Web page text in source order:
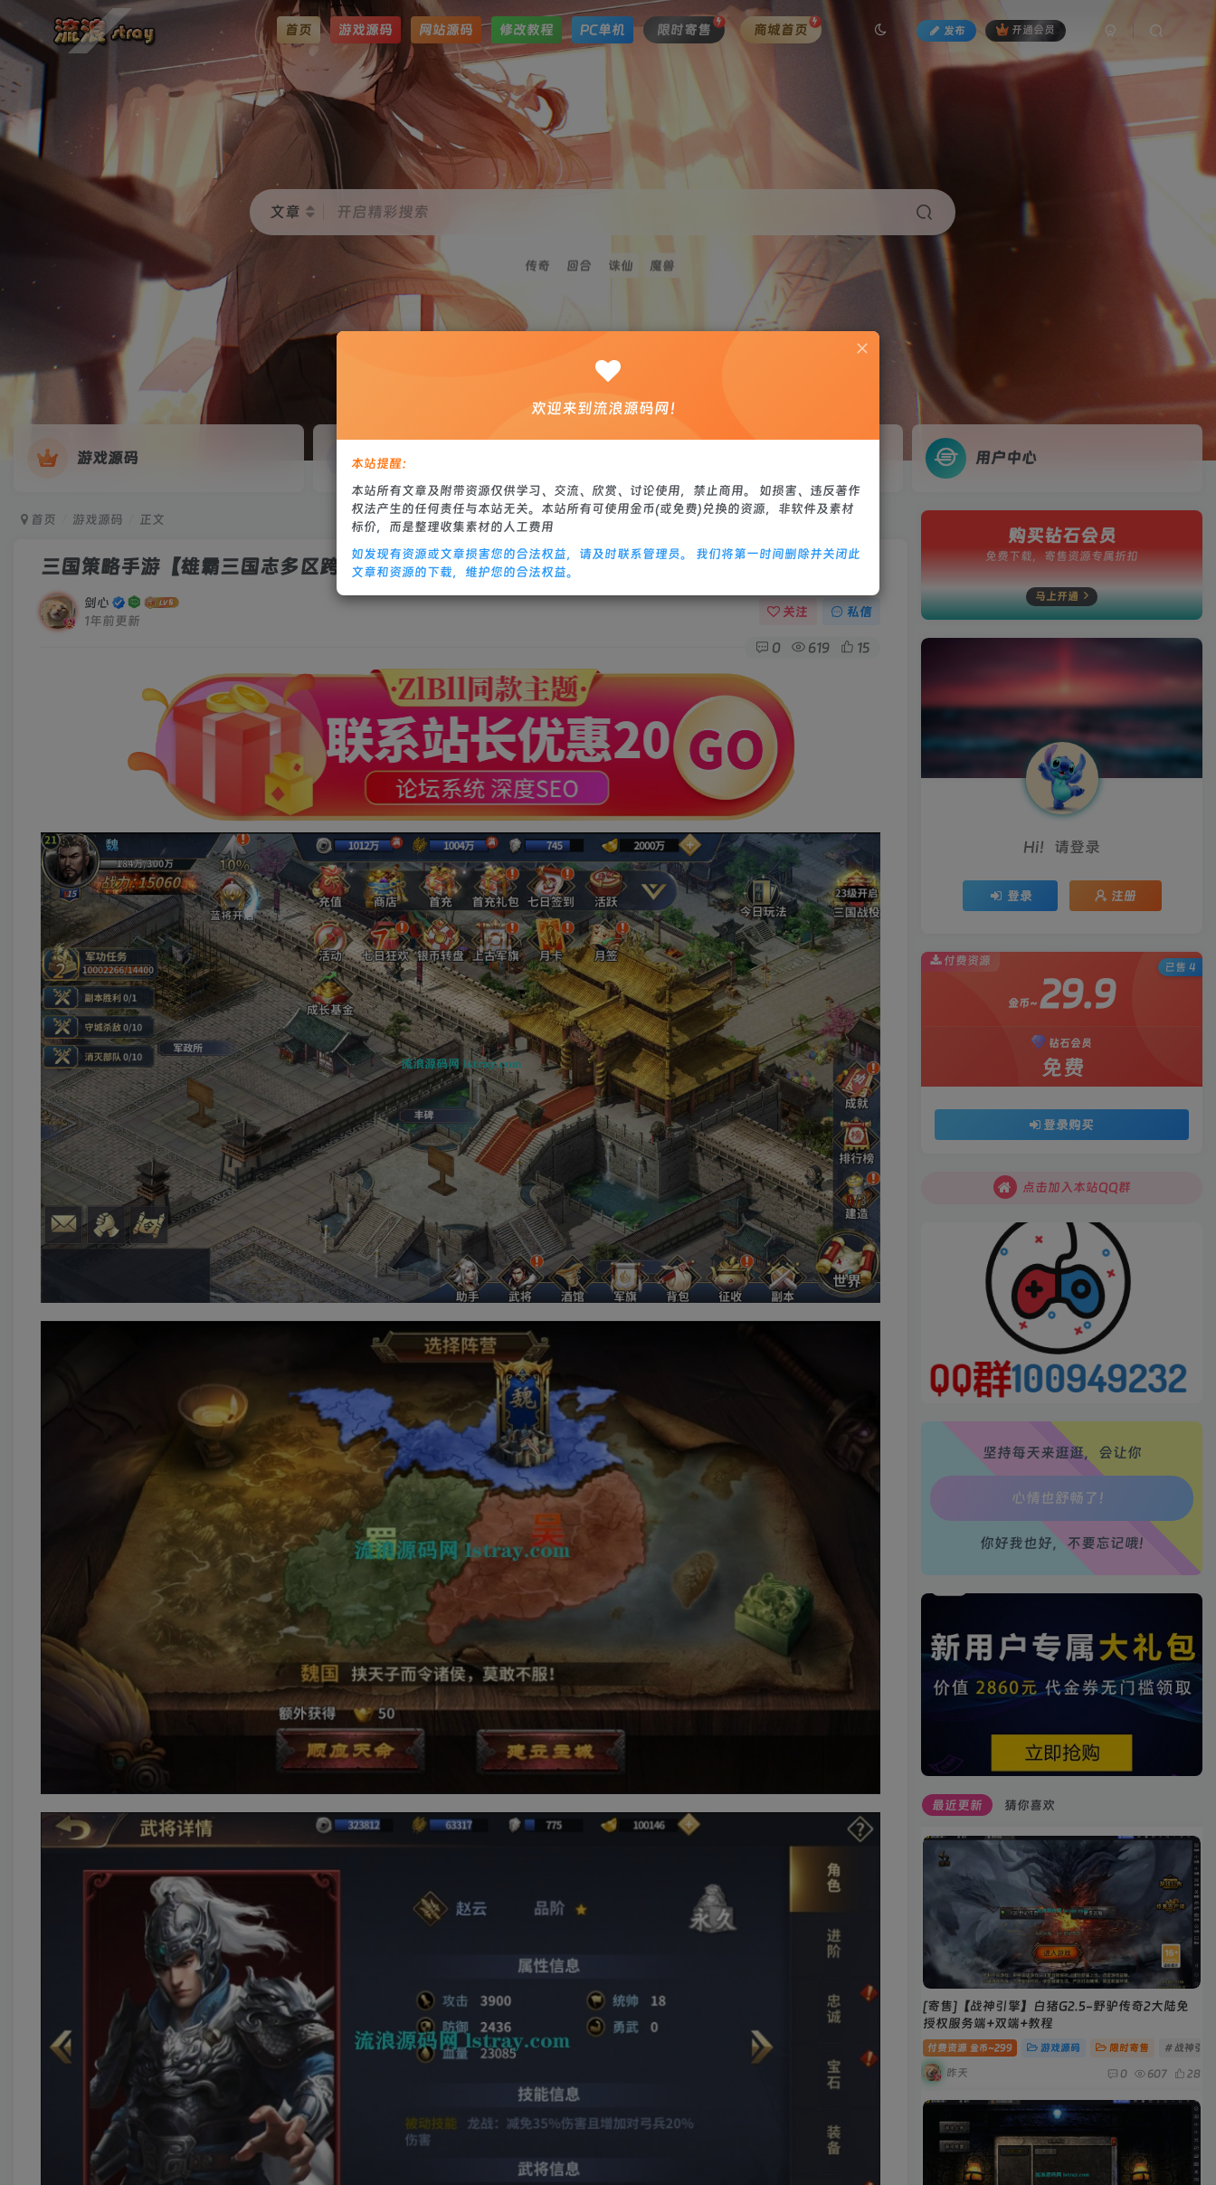
发布 开通会员
首页 游戏源码 网站源码 修改教程 PC单机 限时寄售 商城首页
文章 开启精彩搜索
传奇 回合 诛仙 魔兽
游戏源码 网站源码 用户中心
首页 游戏源码 正文
三国策略手游【雄霸三国志多区跨服版】2025最新整理Linux手工服务端+CDK后台+安卓+教程
剑心
1年前更新
关注 私信
0 619 15
购买钻石会员
免费下载，寄售资源专属折扣
马上开通
Hi！请登录
登录 注册
付费资源
金币~ 29.9
钻石会员
免费
登录购买
已售 4
点击加入本站QQ群
点击加入本站QQ群
坚持每天来逛逛，会让你
生活也美好了！
心情也舒畅了！
腿也不痛了！
腰也不酸了！
工作也轻松了！
你好我也好，不要忘记哦!
最近更新 猜你喜欢
[寄售]【战神引擎】白猪G2.5-野驴传奇2大陆免
授权服务端+双端+教程
付费资源 金币~299 游戏源码 限时寄售 # 战神引擎
昨天 0 607 28
欢迎来到流浪源码网！
本站提醒：
本站所有文章及附带资源仅供学习、交流、欣赏、讨论使用，禁止商用。 如损害、违反著作
权法产生的任何责任与本站无关。本站所有可使用金币(或免费)兑换的资源，非软件及素材
标价，而是整理收集素材的人工费用
如发现有资源或文章损害您的合法权益，请及时联系管理员。 我们将第一时间删除并关闭此
文章和资源的下载，维护您的合法权益。